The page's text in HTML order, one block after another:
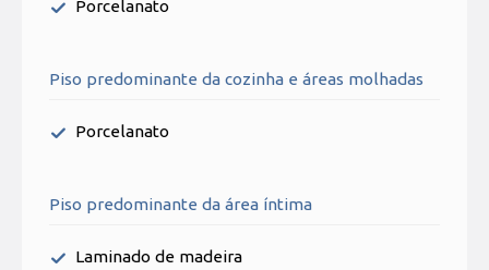
Porcelanato
Piso predominante da cozinha e áreas molhadas
Porcelanato
Piso predominante da área íntima
Laminado de madeira